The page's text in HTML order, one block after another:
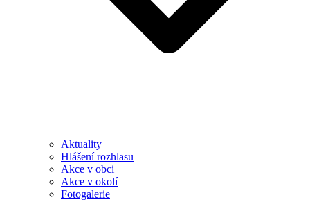
Aktuality
Hlášení rozhlasu
Akce v obci
Akce v okolí
Fotogalerie